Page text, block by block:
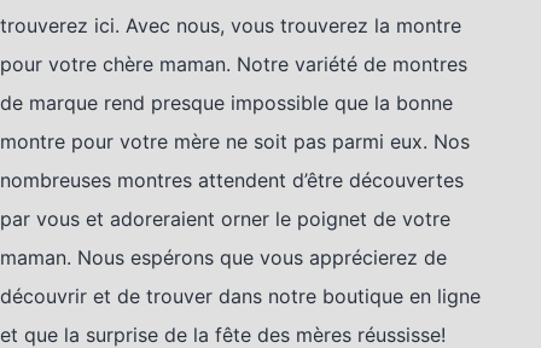
trouverez ici. Avec nous, vous trouverez la montre
pour votre chère maman. Notre variété de montres
de marque rend presque impossible que la bonne
montre pour votre mère ne soit pas parmi eux. Nos
nombreuses montres attendent d’être découvertes
par vous et adoreraient orner le poignet de votre
maman. Nous espérons que vous apprécierez de
découvrir et de trouver dans notre boutique en ligne
et que la surprise de la fête des mères réussisse!